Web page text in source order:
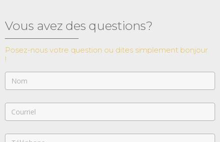
Vous avez des questions?
Posez-nous votre question ou dites simplement bonjour
!